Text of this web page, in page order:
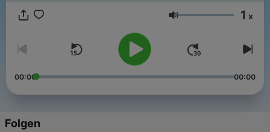
Lautstärke 1 x
00:00 00:00
Folgen